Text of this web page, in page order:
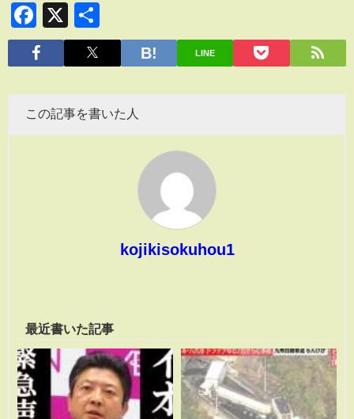
Facebook
X
有
LINE
この記事を書いた人
kojikisokuhou1
最近書いた記事